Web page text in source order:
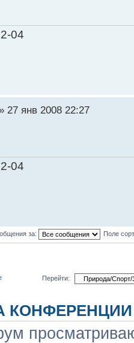
04
27 янв 2008 22:27
04
за: Поле
Перейти:
КОНФЕРЕНЦИИ